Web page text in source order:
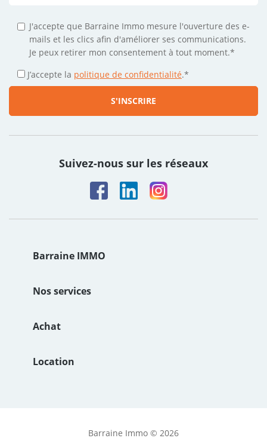
Barraine IMMO
Le groupe
Agence Immobilière Brest Siam
Nos services
Estimation de bien immobilier
Achat
Achat maison Brest
Location
J'accepte que Barraine Immo mesure l'ouverture des e-
mails et les clics afin d'améliorer ses communications.
Je peux retirer mon consentement à tout moment.*
J’accepte la politique de confidentialité.*
Suivez-nous sur les réseaux
Barraine Immo © 2026